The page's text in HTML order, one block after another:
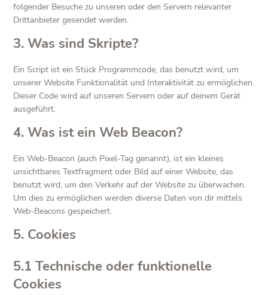
folgender Besuche zu unseren oder den Servern relevanter
Drittanbieter gesendet werden.
3. Was sind Skripte?
Ein Script ist ein Stück Programmcode, das benutzt wird, um
unserer Website Funktionalität und Interaktivität zu ermöglichen.
Dieser Code wird auf unseren Servern oder auf deinem Gerät
ausgeführt.
4. Was ist ein Web Beacon?
Ein Web-Beacon (auch Pixel-Tag genannt), ist ein kleines
unsichtbares Textfragment oder Bild auf einer Website, das
benutzt wird, um den Verkehr auf der Website zu überwachen.
Um dies zu ermöglichen werden diverse Daten von dir mittels
Web-Beacons gespeichert.
5. Cookies
5.1 Technische oder funktionelle
Cookies